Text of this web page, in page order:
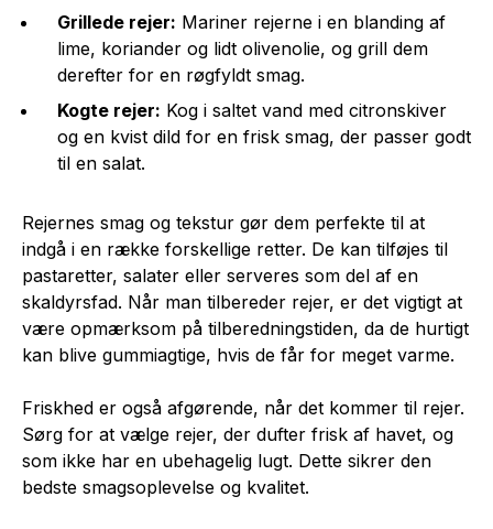
Grillede rejer: Mariner rejerne i en blanding af
lime, koriander og lidt olivenolie, og grill dem
derefter for en røgfyldt smag.
Kogte rejer: Kog i saltet vand med citronskiver
og en kvist dild for en frisk smag, der passer godt
til en salat.
Rejernes smag og tekstur gør dem perfekte til at
indgå i en række forskellige retter. De kan tilføjes til
pastaretter, salater eller serveres som del af en
skaldyrsfad. Når man tilbereder rejer, er det vigtigt at
være opmærksom på tilberedningstiden, da de hurtigt
kan blive gummiagtige, hvis de får for meget varme.
Friskhed er også afgørende, når det kommer til rejer.
Sørg for at vælge rejer, der dufter frisk af havet, og
som ikke har en ubehagelig lugt. Dette sikrer den
bedste smagsoplevelse og kvalitet.